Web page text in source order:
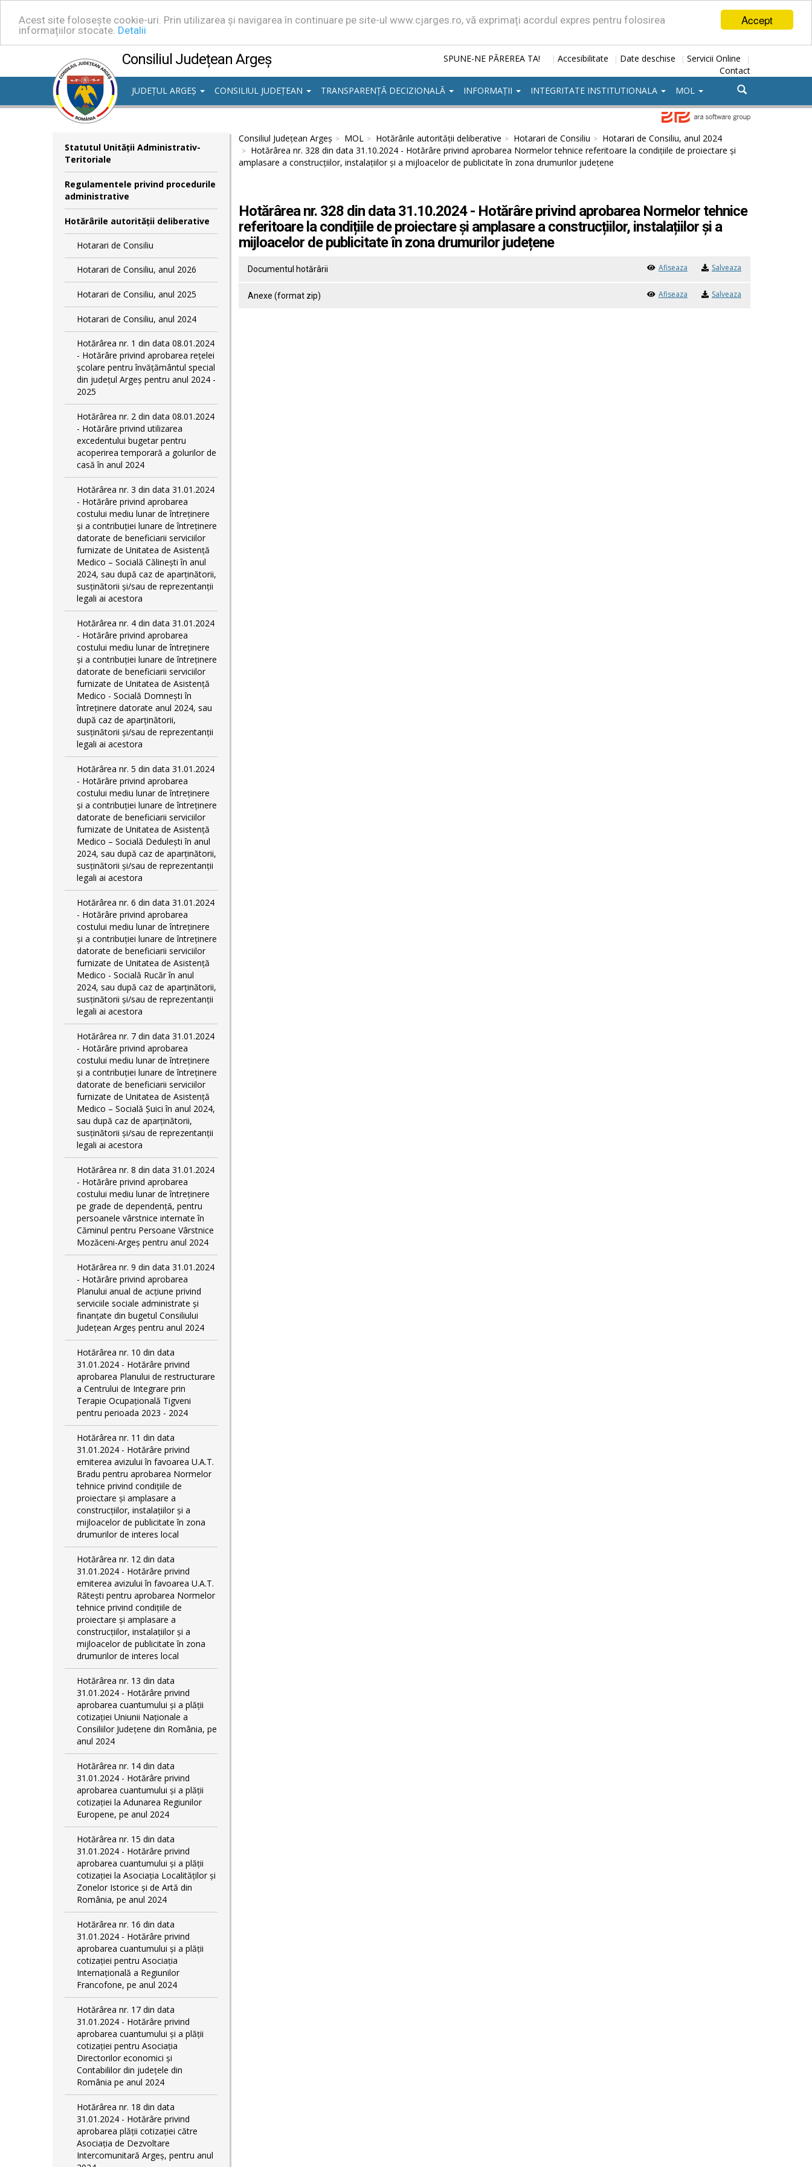
Accept
Acest site folosește cookie-uri. Prin utilizarea și navigarea în continuare pe site-ul www.cjarges.ro, vă exprimați acordul expres pentru folosirea
informațiilor stocate. Detalii
Consiliul Județean Argeș SPUNE-NE PĂREREA TA! | Accesibilitate | Date deschise | Servicii Online |
Contact
JUDEȚUL ARGEȘ
CONSILIUL JUDEȚEAN TRANSPARENȚĂ DECIZIONALĂ INFORMAȚII INTEGRITATE INSTITUTIONALA MOL
Statutul Unităţii Administrativ-
Teritoriale
Regulamentele privind procedurile
administrative
Hotărârile autorităţii deliberative
Hotarari de Consiliu
Hotarari de Consiliu, anul 2026
Hotarari de Consiliu, anul 2025
Hotarari de Consiliu, anul 2024
Hotărârea nr. 1 din data 08.01.2024
- Hotărâre privind aprobarea rețelei
școlare pentru învățământul special
din județul Argeș pentru anul 2024 -
2025
Hotărârea nr. 2 din data 08.01.2024
- Hotărâre privind utilizarea
excedentului bugetar pentru
acoperirea temporară a golurilor de
casă în anul 2024
Hotărârea nr. 3 din data 31.01.2024
- Hotărâre privind aprobarea
costului mediu lunar de întreținere
și a contribuției lunare de întreținere
datorate de beneficiarii serviciilor
furnizate de Unitatea de Asistență
Medico – Socială Călineşti în anul
2024, sau după caz de aparținătorii,
susținătorii și/sau de reprezentanții
legali ai acestora
Hotărârea nr. 4 din data 31.01.2024
- Hotărâre privind aprobarea
costului mediu lunar de întreținere
și a contribuției lunare de întreținere
datorate de beneficiarii serviciilor
furnizate de Unitatea de Asistență
Medico - Socială Domnești în
întreținere datorate anul 2024, sau
după caz de aparținătorii,
susținătorii și/sau de reprezentanții
legali ai acestora
Hotărârea nr. 5 din data 31.01.2024
- Hotărâre privind aprobarea
costului mediu lunar de întreținere
și a contribuției lunare de întreținere
datorate de beneficiarii serviciilor
furnizate de Unitatea de Asistență
Medico – Socială Dedulești în anul
2024, sau după caz de aparținătorii,
susținătorii și/sau de reprezentanții
legali ai acestora
Hotărârea nr. 6 din data 31.01.2024
- Hotărâre privind aprobarea
costului mediu lunar de întreținere
și a contribuției lunare de întreținere
datorate de beneficiarii serviciilor
furnizate de Unitatea de Asistență
Medico - Socială Rucăr în anul
2024, sau după caz de aparținătorii,
susținătorii și/sau de reprezentanții
legali ai acestora
Hotărârea nr. 7 din data 31.01.2024
- Hotărâre privind aprobarea
costului mediu lunar de întreținere
și a contribuției lunare de întreținere
datorate de beneficiarii serviciilor
furnizate de Unitatea de Asistență
Medico – Socială Șuici în anul 2024,
sau după caz de aparținătorii,
susținătorii și/sau de reprezentanții
legali ai acestora
Hotărârea nr. 8 din data 31.01.2024
- Hotărâre privind aprobarea
costului mediu lunar de întreţinere
pe grade de dependențǎ, pentru
persoanele vârstnice internate în
Căminul pentru Persoane Vârstnice
Mozăceni-Argeș pentru anul 2024
Hotărârea nr. 9 din data 31.01.2024
- Hotărâre privind aprobarea
Planului anual de acțiune privind
serviciile sociale administrate și
finanțate din bugetul Consiliului
Județean Argeș pentru anul 2024
Hotărârea nr. 10 din data
31.01.2024 - Hotărâre privind
aprobarea Planului de restructurare
a Centrului de Integrare prin
Terapie Ocupațională Tigveni
pentru perioada 2023 - 2024
Hotărârea nr. 11 din data
31.01.2024 - Hotărâre privind
emiterea avizului în favoarea U.A.T.
Bradu pentru aprobarea Normelor
tehnice privind condiţiile de
proiectare şi amplasare a
construcţiilor, instalaţiilor şi a
mijloacelor de publicitate în zona
drumurilor de interes local
Hotărârea nr. 12 din data
31.01.2024 - Hotărâre privind
emiterea avizului în favoarea U.A.T.
Rătești pentru aprobarea Normelor
tehnice privind condiţiile de
proiectare şi amplasare a
construcţiilor, instalaţiilor şi a
mijloacelor de publicitate în zona
drumurilor de interes local
Hotărârea nr. 13 din data
31.01.2024 - Hotărâre privind
aprobarea cuantumului și a plății
cotizației Uniunii Naționale a
Consiliilor Județene din România, pe
anul 2024
Hotărârea nr. 14 din data
31.01.2024 - Hotărâre privind
aprobarea cuantumului și a plății
cotizației la Adunarea Regiunilor
Europene, pe anul 2024
Hotărârea nr. 15 din data
31.01.2024 - Hotărâre privind
aprobarea cuantumului și a plății
cotizației la Asociația Localităților și
Zonelor Istorice și de Artă din
România, pe anul 2024
Hotărârea nr. 16 din data
31.01.2024 - Hotărâre privind
aprobarea cuantumului și a plății
cotizației pentru Asociația
Internațională a Regiunilor
Francofone, pe anul 2024
Hotărârea nr. 17 din data
31.01.2024 - Hotărâre privind
aprobarea cuantumului și a plății
cotizației pentru Asociația
Directorilor economici și
Contabililor din județele din
România pe anul 2024
Hotărârea nr. 18 din data
31.01.2024 - Hotărâre privind
aprobarea plății cotizației către
Asociația de Dezvoltare
Intercomunitară Argeș, pentru anul
Consiliul Județean Argeș MOL Hotărârile autorităţii deliberative Hotarari de Consiliu
Hotarari de Consiliu, anul 2024
Hotărârea nr. 328 din data 31.10.2024 - Hotărâre privind aprobarea Normelor tehnice referitoare la condițiile de proiectare și
amplasare a construcțiilor, instalațiilor și a mijloacelor de publicitate în zona drumurilor județene
Hotărârea nr. 328 din data 31.10.2024 - Hotărâre privind aprobarea Normelor tehnice
referitoare la condițiile de proiectare și amplasare a construcțiilor, instalațiilor și a
mijloacelor de publicitate în zona drumurilor județene
Documentul hotărârii Afiseaza Salveaza
Anexe (format zip) Afiseaza Salveaza